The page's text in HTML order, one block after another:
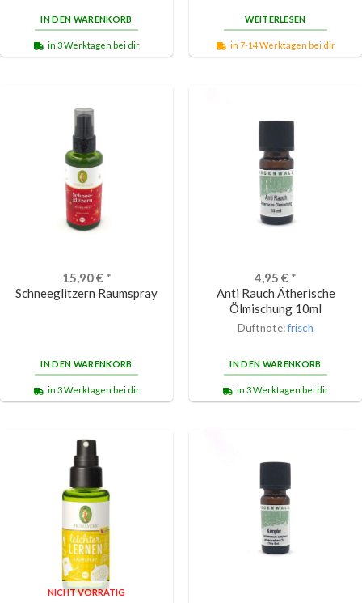
IN DEN WARENKORB
in 3 Werktagen bei dir
WEITERLESEN
in 7-14 Werktagen bei dir
15,90€ *
Schneeglitzern Raumspray
IN DEN WARENKORB
in 3 Werktagen bei dir
4,95 € *
Anti Rauch Ätherische
Ölmischung 10ml
Duftnote:frisch
IN DEN WARENKORB
in 3 Werktagen bei dir
NICHT VORRÄTIG